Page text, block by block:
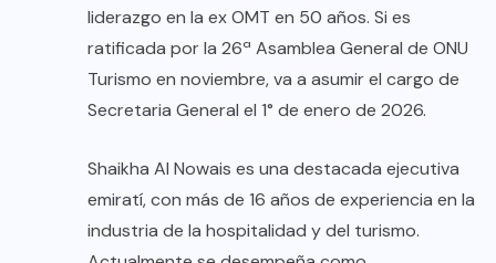
liderazgo en la ex OMT en 50 años. Si es
ratificada por la 26ª Asamblea General de ONU
Turismo en noviembre, va a asumir el cargo de
Secretaria General el 1° de enero de 2026.
Shaikha Al Nowais es una destacada ejecutiva
emiratí, con más de 16 años de experiencia en la
industria de la hospitalidad y del turismo.